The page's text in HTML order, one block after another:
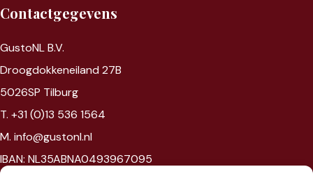
Contactgegevens
GustoNL B.V.
Droogdokkeneiland 27B
5026SP Tilburg
T. +31 (0)13 536 1564
M. info@gustonl.nl
IBAN: NL35ABNA0493967095